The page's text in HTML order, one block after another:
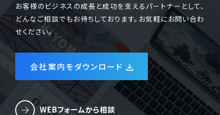
お客様のビジネスの成長と成功を支えるパートナーとして、
どんなご相談でもお待ちしております。お気軽にお問い合わ
せください。
会社案内をダウンロード
WEBフォームから相談